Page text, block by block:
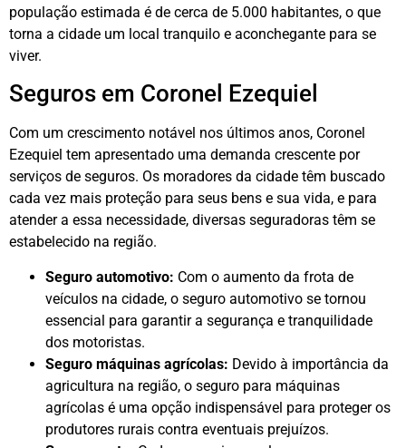
população estimada é de cerca de 5.000 habitantes, o que
torna a cidade um local tranquilo e aconchegante para se
viver.
Seguros em Coronel Ezequiel
Com um crescimento notável nos últimos anos, Coronel
Ezequiel tem apresentado uma demanda crescente por
serviços de seguros. Os moradores da cidade têm buscado
cada vez mais proteção para seus bens e sua vida, e para
atender a essa necessidade, diversas seguradoras têm se
estabelecido na região.
Seguro automotivo: Com o aumento da frota de
veículos na cidade, o seguro automotivo se tornou
essencial para garantir a segurança e tranquilidade
dos motoristas.
Seguro máquinas agrícolas: Devido à importância da
agricultura na região, o seguro para máquinas
agrícolas é uma opção indispensável para proteger os
produtores rurais contra eventuais prejuízos.